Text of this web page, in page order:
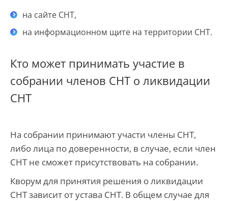
на сайте СНТ,
на информационном щите на территории СНТ.
Кто может принимать участие в
собрании членов СНТ о ликвидации
СНТ
На собрании принимают участи члены СНТ,
либо лица по доверенности, в случае, если член
СНТ не сможет присутствовать на собрании.
Кворум для принятия решения о ликвидации
СНТ зависит от устава СНТ. В общем случае для